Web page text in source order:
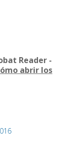
Reader -
abrir los